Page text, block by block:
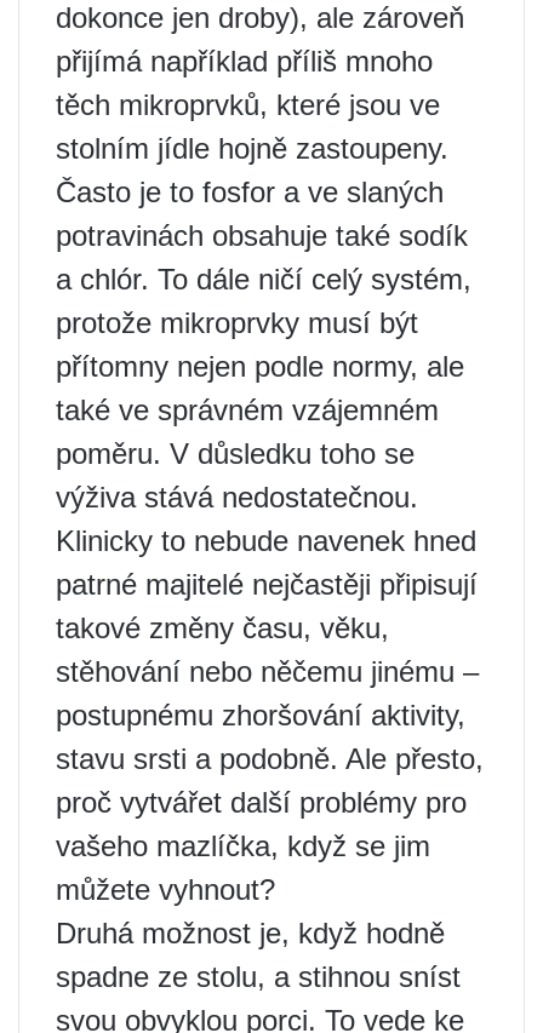
dokonce jen droby), ale zároveň
přijímá například příliš mnoho
těch mikroprvků, které jsou ve
stolním jídle hojně zastoupeny.
Často je to fosfor a ve slaných
potravinách obsahuje také sodík
a chlór. To dále ničí celý systém,
protože mikroprvky musí být
přítomny nejen podle normy, ale
také ve správném vzájemném
poměru. V důsledku toho se
výživa stává nedostatečnou.
Klinicky to nebude navenek hned
patrné majitelé nejčastěji připisují
takové změny času, věku,
stěhování nebo něčemu jinému –
postupnému zhoršování aktivity,
stavu srsti a podobně. Ale přesto,
proč vytvářet další problémy pro
vašeho mazlíčka, když se jim
můžete vyhnout?
Druhá možnost je, když hodně
spadne ze stolu, a stihnou sníst
svou obvyklou porci. To vede ke